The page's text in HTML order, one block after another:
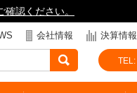
認ください。
会社情報 決算情報
TEL: